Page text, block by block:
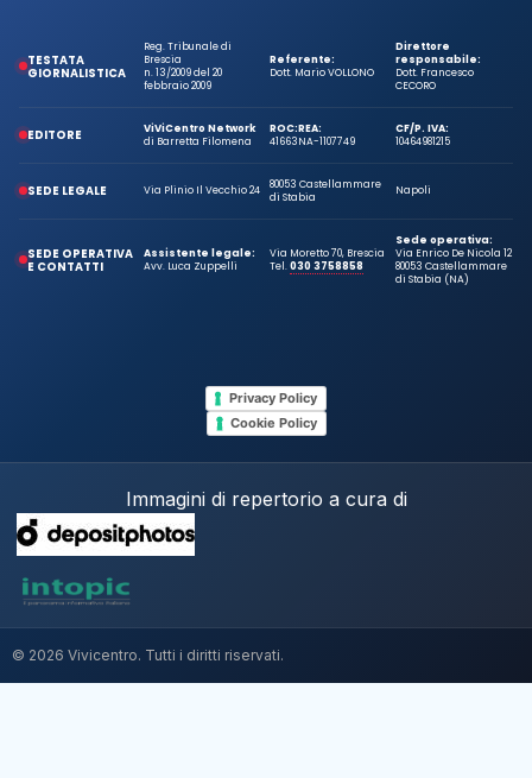
TESTATA
GIORNALISTICA
Reg. Tribunale di
Brescia
n. 13/2009 del 20
febbraio 2009
Referente:
Dott. Mario VOLLONO
Direttore
responsabile:
Dott. Francesco
CECORO
EDITORE
ViViCentro Network
di Barretta Filomena
ROC:
41663
REA:
NA-1107749
CF/P. IVA:
10464981215
SEDE LEGALE Via Plinio Il Vecchio 24
80053 Castellammare
di Stabia
Napoli
SEDE OPERATIVA
E CONTATTI
Assistente legale:
Avv. Luca Zuppelli
Via Moretto 70, Brescia
Tel.030 3758858
Sede operativa:
Via Enrico De Nicola 12
80053 Castellammare
di Stabia (NA)
Privacy Policy
Cookie Policy
Immagini di repertorio a cura di
© 2026 Vivicentro. Tutti i diritti riservati.